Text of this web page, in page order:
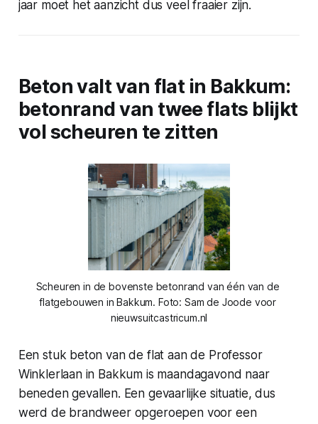
jaar moet het aanzicht dus veel fraaier zijn.
Beton valt van flat in Bakkum:
betonrand van twee flats blijkt
vol scheuren te zitten
Scheuren in de bovenste betonrand van één van de
flatgebouwen in Bakkum. Foto: Sam de Joode voor
nieuwsuitcastricum.nl
Een stuk beton van de flat aan de Professor
Winklerlaan in Bakkum is maandagavond naar
beneden gevallen. Een gevaarlijke situatie, dus
werd de brandweer opgeroepen voor een